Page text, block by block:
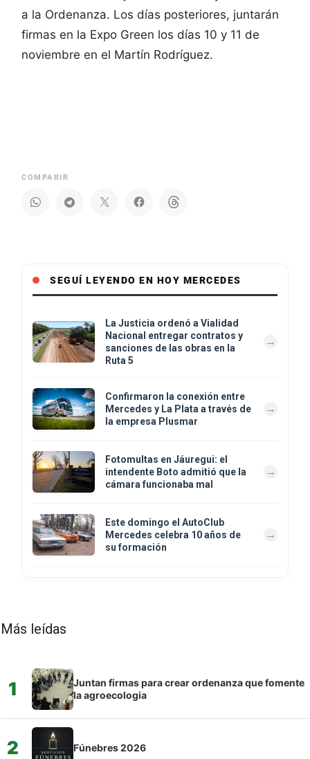
a la Ordenanza. Los días posteriores, juntarán
firmas en la Expo Green los días 10 y 11 de
noviembre en el Martín Rodríguez.
COMPARIR
SEGUÍ LEYENDO EN HOY MERCEDES
La Justicia ordenó a Vialidad
Nacional entregar contratos y
sanciones de las obras en la
Ruta 5
Confirmaron la conexión entre
Mercedes y La Plata a través de
la empresa Plusmar
Fotomultas en Jáuregui: el
intendente Boto admitió que la
cámara funcionaba mal
Este domingo el AutoClub
Mercedes celebra 10 años de
su formación
Más leídas
1
Juntan firmas para crear ordenanza que fomente
la agroecologia
2 Fúnebres 2026